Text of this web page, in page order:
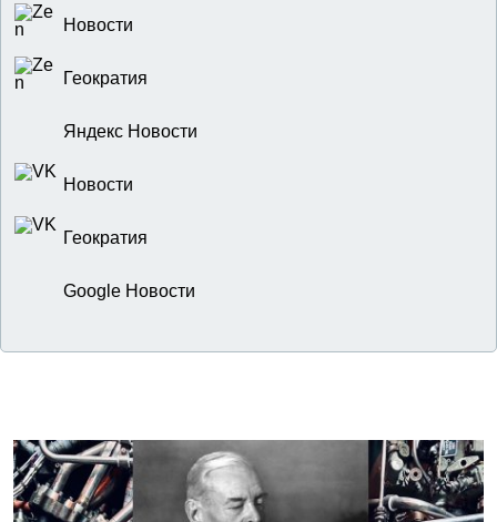
Новости
Геократия
Яндекс Новости
Новости
Геократия
Google Новости